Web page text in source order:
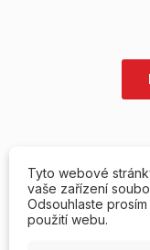
Napište svou
Tyto webové
vaše zařízení
Odsouhlaste
použití webu.